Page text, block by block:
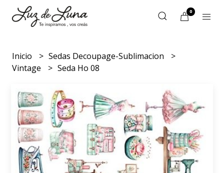
0
Inicio
Sedas Decoupage-Sublimacion
Vintage
Seda Ho 08